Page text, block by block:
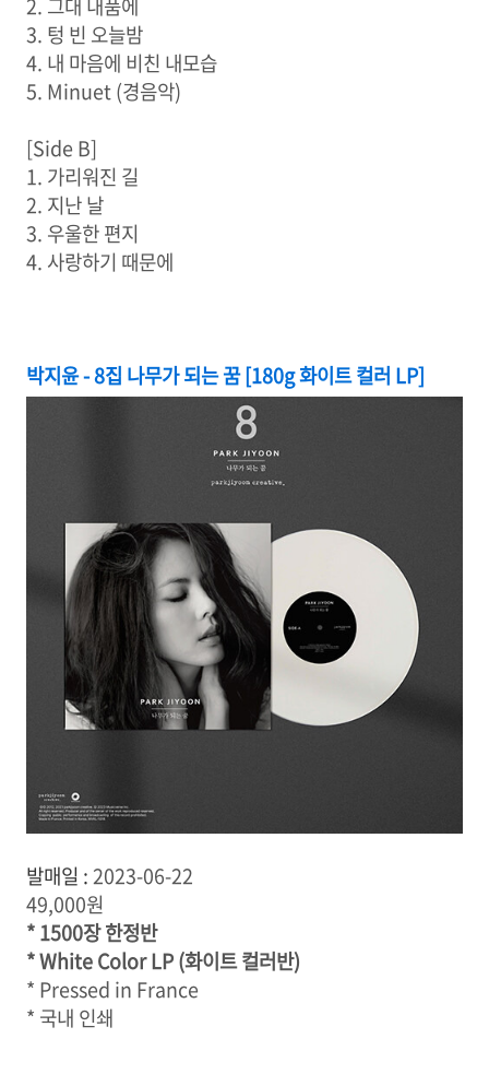
3. 텅 빈 오늘밤
4. 내 마음에 비친 내모습
5. Minuet (경음악)
[Side B]
1. 가리워진 길
2. 지난 날
3. 우울한 편지
4. 사랑하기 때문에
박지윤 - 8집 나무가 되는 꿈 [180g 화이트 컬러 LP]
발매일 :2023-06-22
49,000원
* 1500장 한정반
* White Color LP (화이트 컬러반)
* Pressed in France
* 국내 인쇄